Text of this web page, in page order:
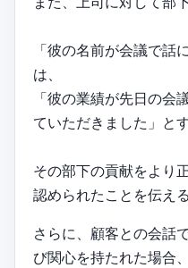
「彼の名前が会議で話
は、
「彼の業績が先日の会
ていただきました」と
その部下の貢献をより
認められたことを伝え
さらに、顧客との会話
び関心を持たれた場合、